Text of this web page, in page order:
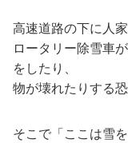
高速道路の下に人
ロータリー除雪車
をしたり、
物が壊れたりする
そこで「ここは雪